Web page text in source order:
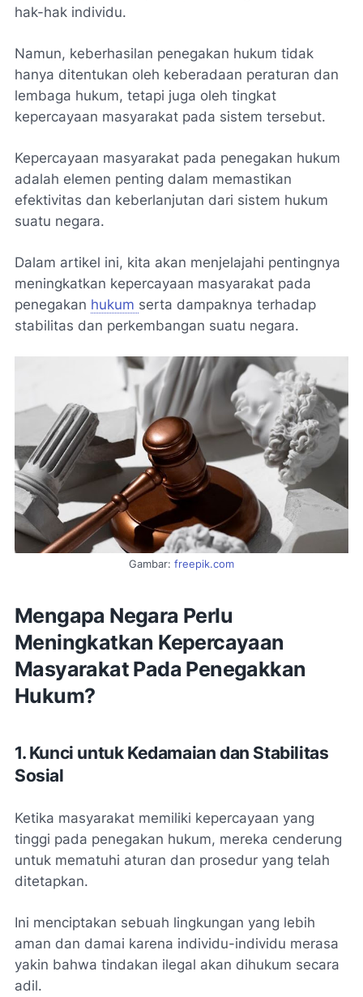
hak-hak individu.
Namun, keberhasilan penegakan hukum tidak
hanya ditentukan oleh keberadaan peraturan dan
lembaga hukum, tetapi juga oleh tingkat
kepercayaan masyarakat pada sistem tersebut.
Kepercayaan masyarakat pada penegakan hukum
adalah elemen penting dalam memastikan
efektivitas dan keberlanjutan dari sistem hukum
suatu negara.
Dalam artikel ini, kita akan menjelajahi pentingnya
meningkatkan kepercayaan masyarakat pada
penegakan hukum serta dampaknya terhadap
stabilitas dan perkembangan suatu negara.
Gambar: freepik.com
Mengapa Negara Perlu
Meningkatkan Kepercayaan
Masyarakat Pada Penegakkan
Hukum?
1. Kunci untuk Kedamaian dan Stabilitas
Sosial
Ketika masyarakat memiliki kepercayaan yang
tinggi pada penegakan hukum, mereka cenderung
untuk mematuhi aturan dan prosedur yang telah
ditetapkan.
Ini menciptakan sebuah lingkungan yang lebih
aman dan damai karena individu-individu merasa
yakin bahwa tindakan ilegal akan dihukum secara
adil.